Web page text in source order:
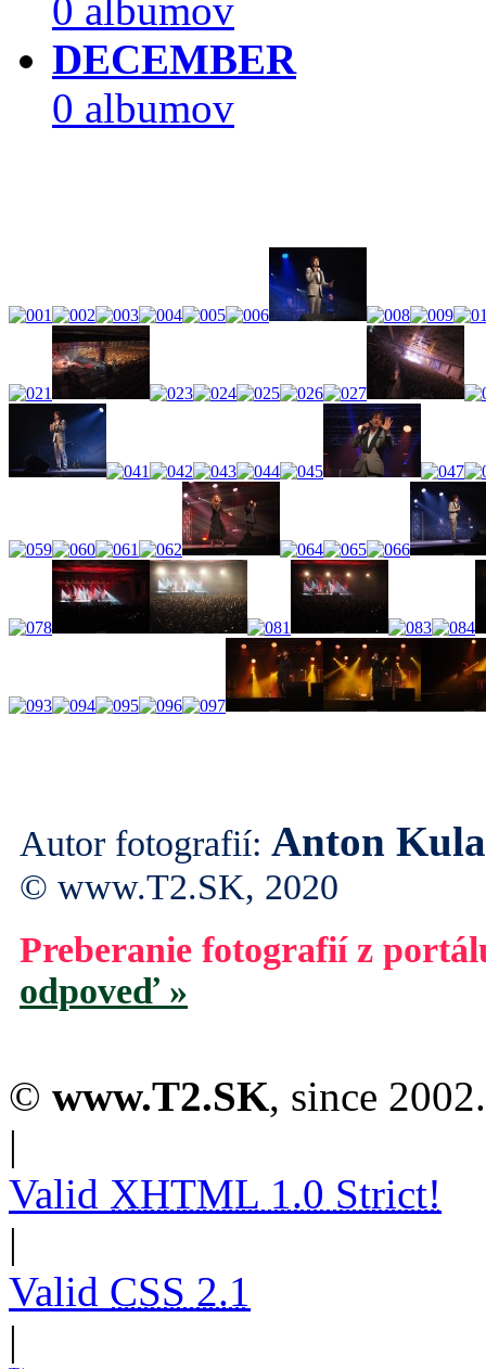
0 albumov
DECEMBER
0 albumov
Autor fotografií: Anton
© www.T2.SK, 2020
Preberanie fotografií z
odpoveď »
© www.T2.SK, since 2002.
|
Valid XHTML 1.0 Strict!
|
Valid CSS 2.1
|